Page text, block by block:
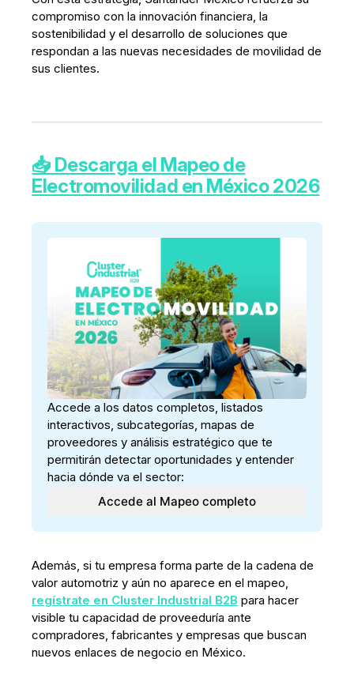
compromiso con la innovación financiera, la
sostenibilidad y el desarrollo de soluciones que
respondan a las nuevas necesidades de movilidad de
sus clientes.
📥 Descarga el Mapeo de
Electromovilidad en México2026
Accede a los datos completos, listados
interactivos, subcategorías, mapas de
proveedores y análisis estratégico que te
permitirán detectar oportunidades y entender
hacia dónde va el sector:
Accede al Mapeo completo
Además, si tu empresa forma parte de la cadena de
valor automotriz y aún no aparece en el mapeo,
regístrate en Cluster Industrial B2B para hacer
visible tu capacidad de proveeduría ante
compradores, fabricantes y empresas que buscan
nuevos enlaces de negocio en México.